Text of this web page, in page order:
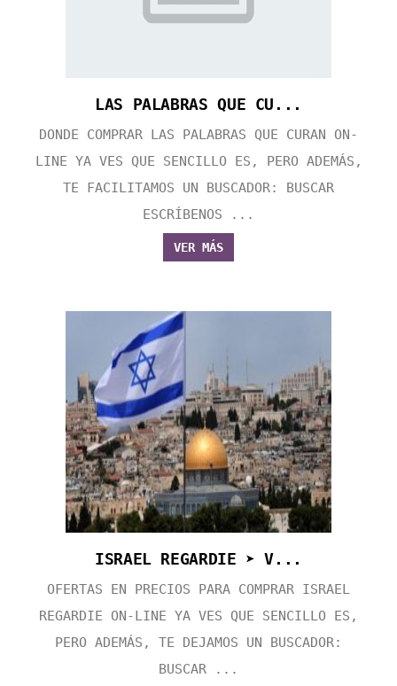
LAS PALABRAS QUE CU...
DONDE COMPRAR LAS PALABRAS QUE CURAN ON-
LINE YA VES QUE SENCILLO ES, PERO ADEMÁS,
TE FACILITAMOS UN BUSCADOR: BUSCAR
ESCRÍBENOS ...
VER MÁS
ISRAEL REGARDIE ➤ V...
OFERTAS EN PRECIOS PARA COMPRAR ISRAEL
REGARDIE ON-LINE YA VES QUE SENCILLO ES,
PERO ADEMÁS, TE DEJAMOS UN BUSCADOR:
BUSCAR ...